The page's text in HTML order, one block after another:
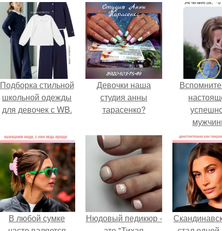
Подборка стильной
школьной одежды
для девочек с WB.
Девочки наша
студия анны
тарасенко?
В любой сумке
Нюдовый педикюр -